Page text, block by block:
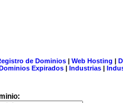
de Dominios| Web Hosting |
Expirados | Industrias |